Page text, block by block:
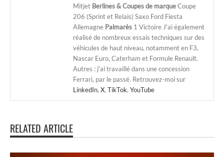
Mitjet Berlines & Coupes de marqueCoupe
206 (Sprint et Relais) Saxo Ford Fiesta
Allemagne Palmarès 1 Victoire J'ai également
réalisé de nombreux essais techniques sur des
véhicules de haut niveau, notamment en F3,
Nascar Euro, Caterham et Formule Renault.
Autres : j'ai travaillé dans une concession
Ferrari, par le passé. Retrouvez-moi sur
LinkedIn, X, TikTok, YouTube
RELATED ARTICLE